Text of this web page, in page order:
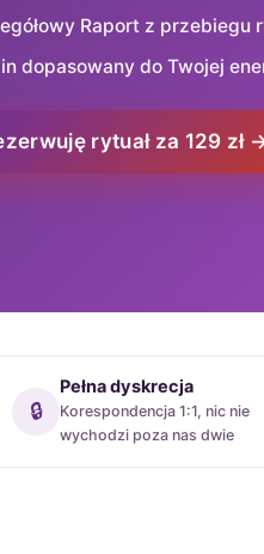
Raport z przebiegu
dopasowany do Twojej
rytuał za 129 zł
🔒
Pełna dyskrecja
Korespondencja 1:1, nic nie
wychodzi poza nas dwie